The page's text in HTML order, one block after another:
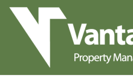
Skip to main content